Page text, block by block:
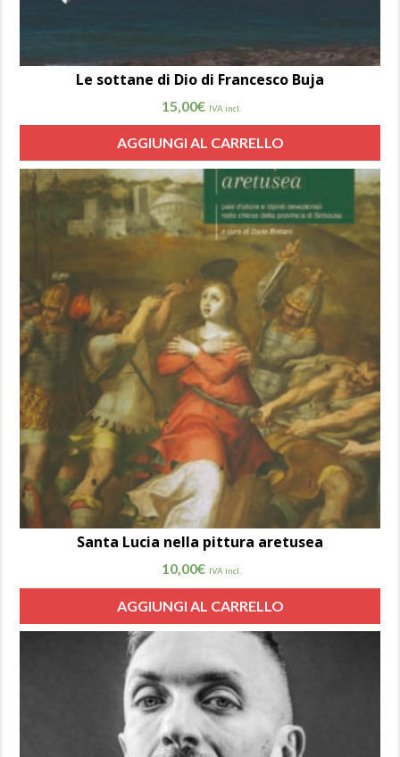
Le sottane di Dio di Francesco Buja
15,00€ IVA incl.
AGGIUNGI AL CARRELLO
Santa Lucia nella pittura aretusea
10,00€ IVA incl.
AGGIUNGI AL CARRELLO